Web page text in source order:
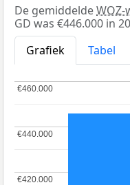
De gemiddeldeWOZ-
GD was €446.000 in
Grafiek
Tabel
€420.000
€420.000
€440.000
€440.000
€460.000
€460.000